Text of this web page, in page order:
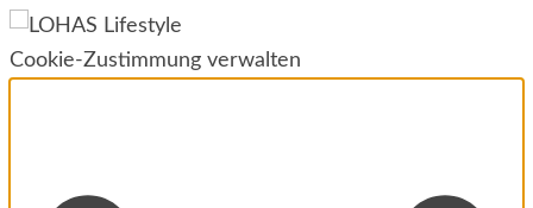
Cookie-Zustimmung verwalten